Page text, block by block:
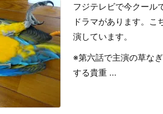
フジテレビで今クール
ドラマがあります。こ
演しています。
※第六話で主演の草な
する貴重 ...